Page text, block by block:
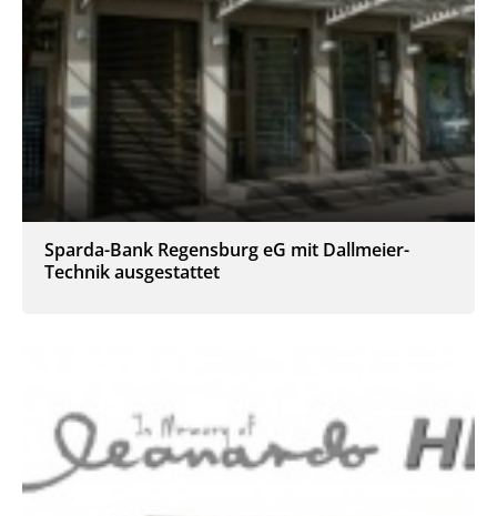
Sparda-Bank Regensburg eG mit Dallmeier-
Technik ausgestattet